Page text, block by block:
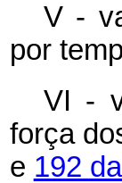
V -
por
VI -
força
e 192